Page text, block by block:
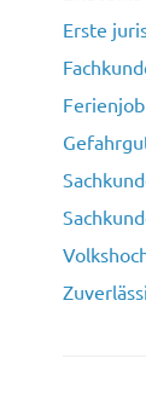
Erste
Ferienjob